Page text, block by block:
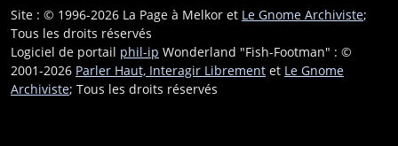
Site : © 1996-2026 La Page à Melkor et Le Gnome Archiviste;
Tous les droits réservés
Logiciel de portail phil-ip Wonderland "Fish-Footman" : ©
2001-2026 Parler Haut, Interagir Librement et Le Gnome
Archiviste; Tous les droits réservés